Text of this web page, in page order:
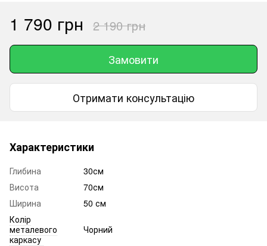
1 790 грн 2 190 грн
Замовити
Отримати консультацію
Характеристики
Глибина
30см
Висота
70см
Ширина
50 см
Колір
металевого
каркасу
Чорний